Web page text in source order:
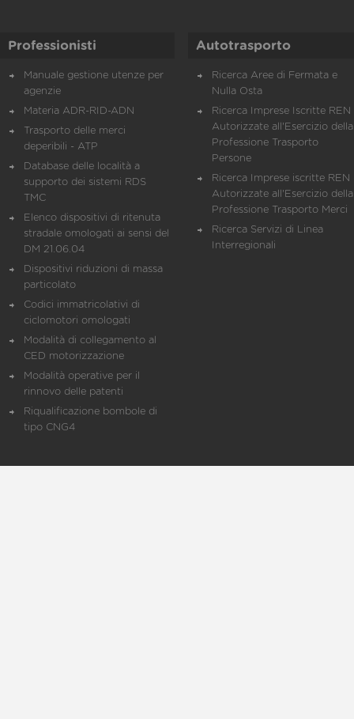
Professionisti
Manuale gestione utenze per
agenzie
Materia ADR-RID-ADN
Trasporto delle merci
deperibili - ATP
Database delle località a
supporto dei sistemi RDS
TMC
Elenco dispositivi di ritenuta
stradale omologati ai sensi del
DM 21.06.04
Dispositivi riduzioni di massa
particolato
Codici immatricolativi di
ciclomotori omologati
Modalità di collegamento al
CED motorizzazione
Modalità operative per il
rinnovo delle patenti
Riqualificazione bombole di
tipo CNG4
Autotrasporto
Ricerca Aree di Fermata e
Nulla Osta
Ricerca Imprese Iscritte REN
Autorizzate all'Esercizio della
Professione Trasporto
Persone
Ricerca Imprese iscritte REN
Autorizzate all'Esercizio della
Professione Trasporto Merci
Ricerca Servizi di Linea
Interregionali